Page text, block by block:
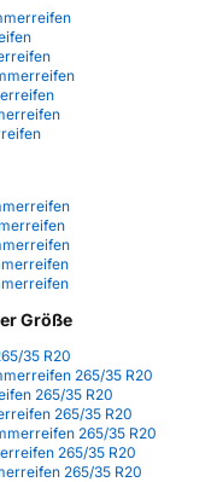
Größe
35 R20
265/35 R20
265/35 R20
265/35 R20
265/35 R20
265/35 R20
265/35 R20